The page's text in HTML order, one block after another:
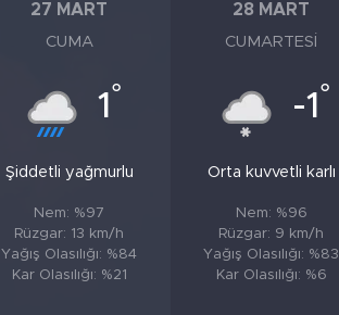
27 MART
CUMA
1 °
Şiddetli yağmurlu
Nem: %97
Rüzgar: 13 km/h
Yağış Olasılığı: %84
Kar Olasılığı: %21
28 MART
CUMARTESI
-1 °
Orta kuvvetli karlı
Nem: %96
Rüzgar: 9 km/h
Yağış Olasılığı: %83
Kar Olasılığı: %6